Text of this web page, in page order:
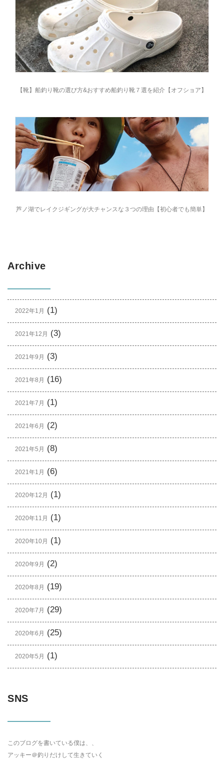
【靴】船釣り靴の選び方&おすすめ船釣り靴７選を紹介【オフショア】
芦ノ湖でレイクジギングが大チャンスな３つの理由【初心者でも簡単】
Archive
2022年1月 (1)
2021年12月 (3)
2021年9月 (3)
2021年8月 (16)
2021年7月 (1)
2021年6月 (2)
2021年5月 (8)
2021年1月 (6)
2020年12月 (1)
2020年11月 (1)
2020年10月 (1)
2020年9月 (2)
2020年8月 (19)
2020年7月 (29)
2020年6月 (25)
2020年5月 (1)
SNS
このブログを書いている僕は、、
アッキー＠釣りだけして生きていく